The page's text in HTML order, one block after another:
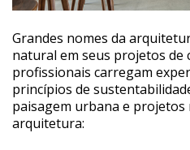
Grandes nomes da
natural em seus projetos de
profissionais carregam
princípios de
paisagem urbana e
arquitetura: